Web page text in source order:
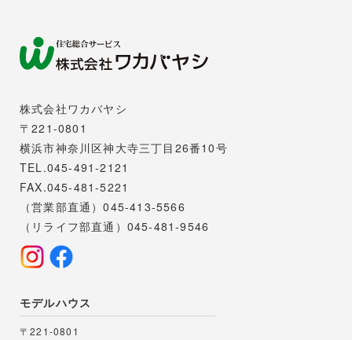
株式会社ワカバヤシ
〒221-0801
横浜市神奈川区神大寺三丁目26番10号
TEL.045-491-2121
FAX.045-481-5221
（営業部直通）045-413-5566
（リライフ部直通）045-481-9546
モデルハウス
〒221-0801